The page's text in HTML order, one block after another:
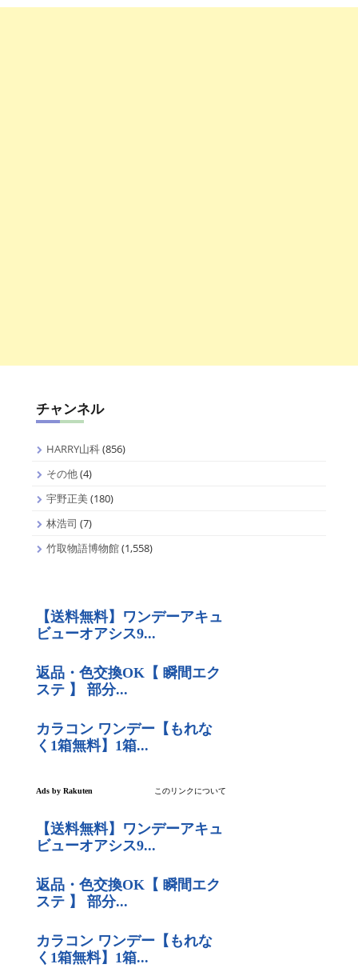
チャンネル
HARRY山科(856)
その他(4)
宇野正美(180)
林浩司 (7)
竹取物語博物館(1,558)